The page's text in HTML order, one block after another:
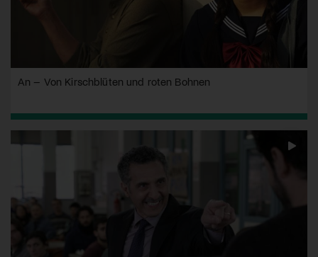
An – Von Kirschblüten und roten Bohnen